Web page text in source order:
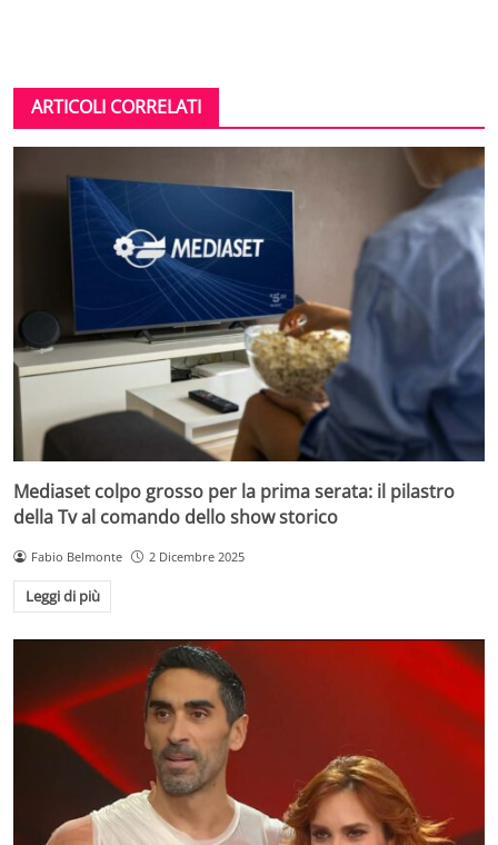
ARTICOLI CORRELATI
Mediaset colpo grosso per la prima serata: il pilastro
della Tv al comando dello show storico
Fabio Belmonte 2 Dicembre 2025
Leggi di più